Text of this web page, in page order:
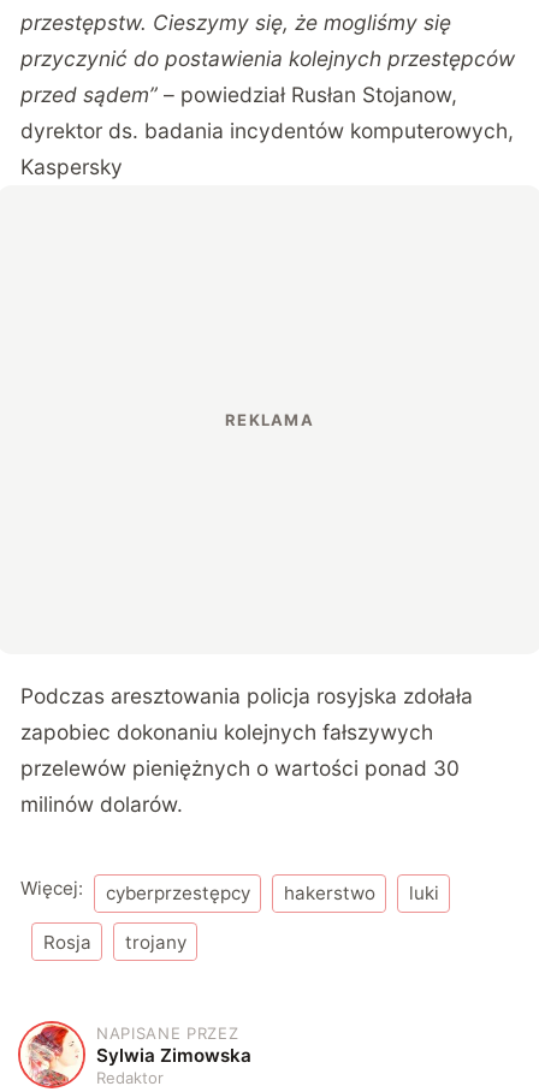
przestępstw. Cieszymy się, że mogliśmy się
przyczynić do postawienia kolejnych przestępców
przed sądem” – powiedział Rusłan Stojanow,
dyrektor ds. badania incydentów komputerowych,
Kaspersky
Podczas aresztowania policja rosyjska zdołała
zapobiec dokonaniu kolejnych fałszywych
przelewów pieniężnych o wartości ponad 30
milinów dolarów.
Więcej: cyberprzestępcy hakerstwo luki
Rosja trojany
S
NAPISANE PRZEZ
Sylwia Zimowska
Redaktor